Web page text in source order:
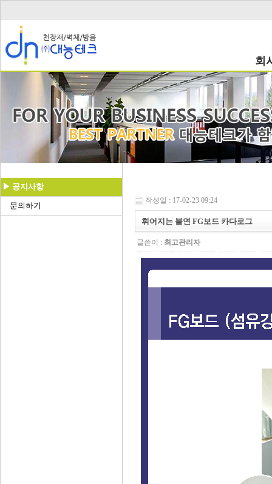
회
▶ 공지사항
문의하기
작성일 : 17-02-23 09:24
휘어지는 불연 FG보드 카다로그
글쓴이 : 최고관리자